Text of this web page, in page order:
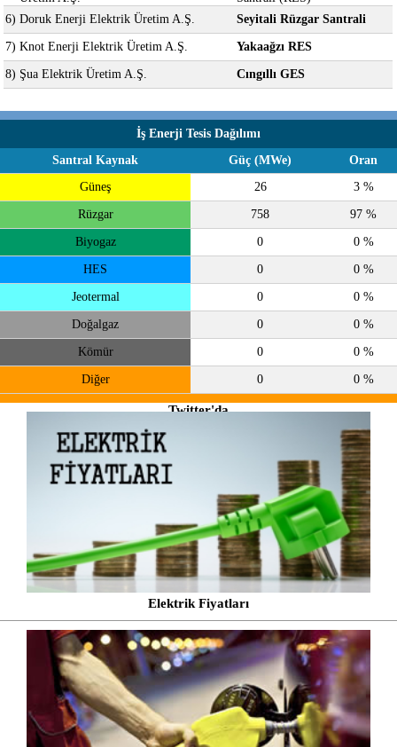
6) Doruk Enerji Elektrik Üretim A.Ş. Seyitali Rüzgar Santrali
7) Knot Enerji Elektrik Üretim A.Ş. Yakaağzı RES
8) Şua Elektrik Üretim A.Ş. Cıngıllı GES
İş Enerji Tesis Dağılımı
Santral Kaynak
Güç (MWe)
Oran
Güneş
26 3 %
Rüzgar 758 97 %
Biyogaz 0 0 %
HES 0 0 %
Jeotermal 0 0 %
Doğalgaz 0 0 %
Kömür 0 0 %
Diğer 0 0 %
Twitter'da
@enerjiatlasi
Elektrik Fiyatları